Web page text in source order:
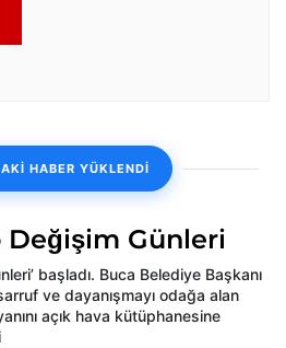
HABER YÜKLENDİ
Değişim Günleri
başladı. Buca Belediye Başkanı
ve dayanışmayı odağa alan
açık hava kütüphanesine